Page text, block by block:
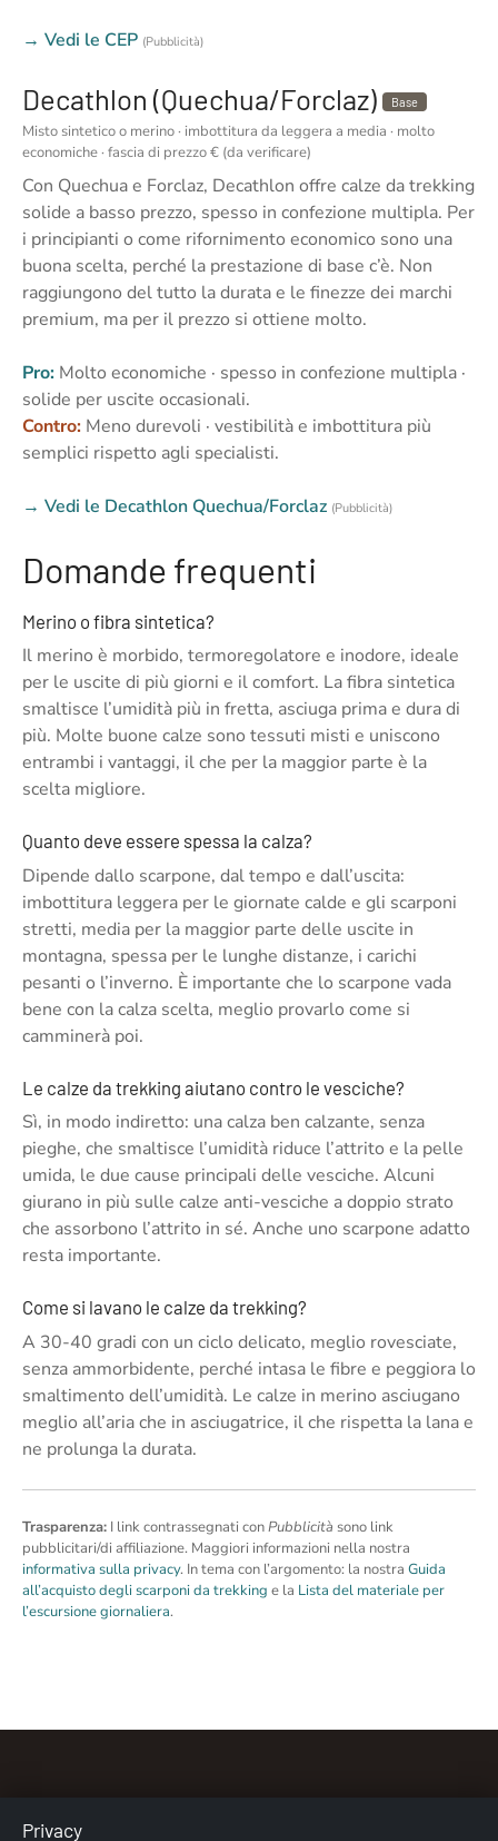
→ Vedi le CEP (Pubblicità)
Decathlon (Quechua/Forclaz) Base
Misto sintetico o merino · imbottitura da leggera a media · molto
economiche · fascia di prezzo € (da verificare)
Con Quechua e Forclaz, Decathlon offre calze da trekking
solide a basso prezzo, spesso in confezione multipla. Per
i principianti o come rifornimento economico sono una
buona scelta, perché la prestazione di base c’è. Non
raggiungono del tutto la durata e le finezze dei marchi
premium, ma per il prezzo si ottiene molto.
Pro: Molto economiche · spesso in confezione multipla ·
solide per uscite occasionali.
Contro: Meno durevoli · vestibilità e imbottitura più
semplici rispetto agli specialisti.
→ Vedi le Decathlon Quechua/Forclaz (Pubblicità)
Domande frequenti
Merino o fibra sintetica?
Il merino è morbido, termoregolatore e inodore, ideale
per le uscite di più giorni e il comfort. La fibra sintetica
smaltisce l’umidità più in fretta, asciuga prima e dura di
più. Molte buone calze sono tessuti misti e uniscono
entrambi i vantaggi, il che per la maggior parte è la
scelta migliore.
Quanto deve essere spessa la calza?
Dipende dallo scarpone, dal tempo e dall’uscita:
imbottitura leggera per le giornate calde e gli scarponi
stretti, media per la maggior parte delle uscite in
montagna, spessa per le lunghe distanze, i carichi
pesanti o l’inverno. È importante che lo scarpone vada
bene con la calza scelta, meglio provarlo come si
camminerà poi.
Le calze da trekking aiutano contro le vesciche?
Sì, in modo indiretto: una calza ben calzante, senza
pieghe, che smaltisce l’umidità riduce l’attrito e la pelle
umida, le due cause principali delle vesciche. Alcuni
giurano in più sulle calze anti-vesciche a doppio strato
che assorbono l’attrito in sé. Anche uno scarpone adatto
resta importante.
Come si lavano le calze da trekking?
A 30-40 gradi con un ciclo delicato, meglio rovesciate,
senza ammorbidente, perché intasa le fibre e peggiora lo
smaltimento dell’umidità. Le calze in merino asciugano
meglio all’aria che in asciugatrice, il che rispetta la lana e
ne prolunga la durata.
Trasparenza: I link contrassegnati conPubblicità sono link
pubblicitari/di affiliazione. Maggiori informazioni nella nostra
informativa sulla privacy. In tema con l’argomento: la nostra Guida
all’acquisto degli scarponi da trekking e la Lista del materiale per
l’escursione giornaliera.
Privacy